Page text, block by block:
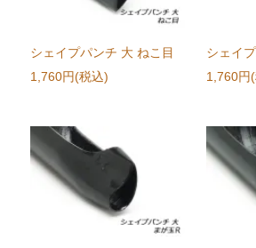
シェイプパンチ 大 ねこ目
1,760円(税込)
シェイ
1,760円